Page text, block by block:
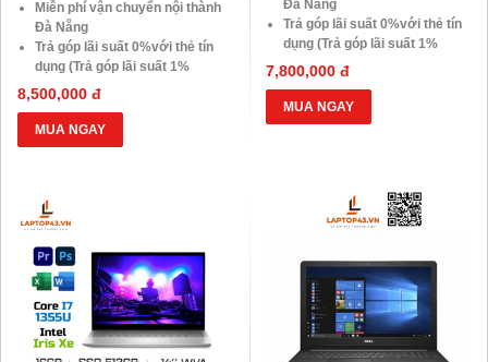
Miễn phí vận chuyển nội thành
Đà Nẵng
Trả góp lãi suất 0%với thẻ tín
dụng (Trả góp lãi suất 1%
HDsaison - chỉ cần CMND
BLX hoặc hộ khẩu gốc )
Giảm 20%khi nâng cấp Ram-
SSD
10.000 Voucher Giảm
Giá 500.000đ
8,500,000 đ
MUA NGAY
Đà Nẵng
Trả góp lãi suất 0%với thẻ tín
dụng (Trả góp lãi suất 1%
HDsaison - chỉ cần CMND
BLX hoặc hộ khẩu gốc )
Giảm 20%khi nâng cấp Ram-
SSD
Giá 500.000đ
7,800,000 đ
MUA NGAY